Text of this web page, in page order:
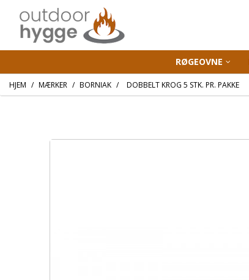
RØGEOVNE
HJEM MÆRKER BORNIAK DOBBELT KROG 5 STK. PR. PAKKE